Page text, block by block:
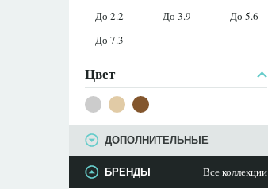
До 2.2 До 3.9
До 5.6
До 7.3
Цвет
ДОПОЛНИТЕЛЬНЫЕ
БРЕНДЫ Все коллекции